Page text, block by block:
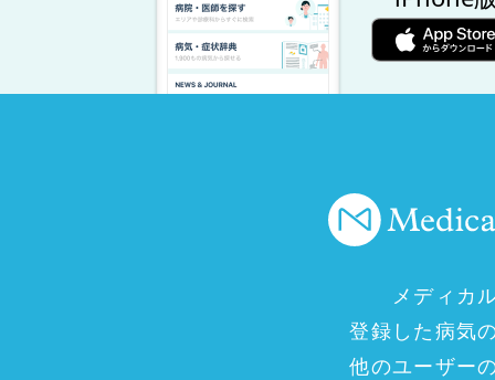
メディカ
登録した病気
他のユーザー